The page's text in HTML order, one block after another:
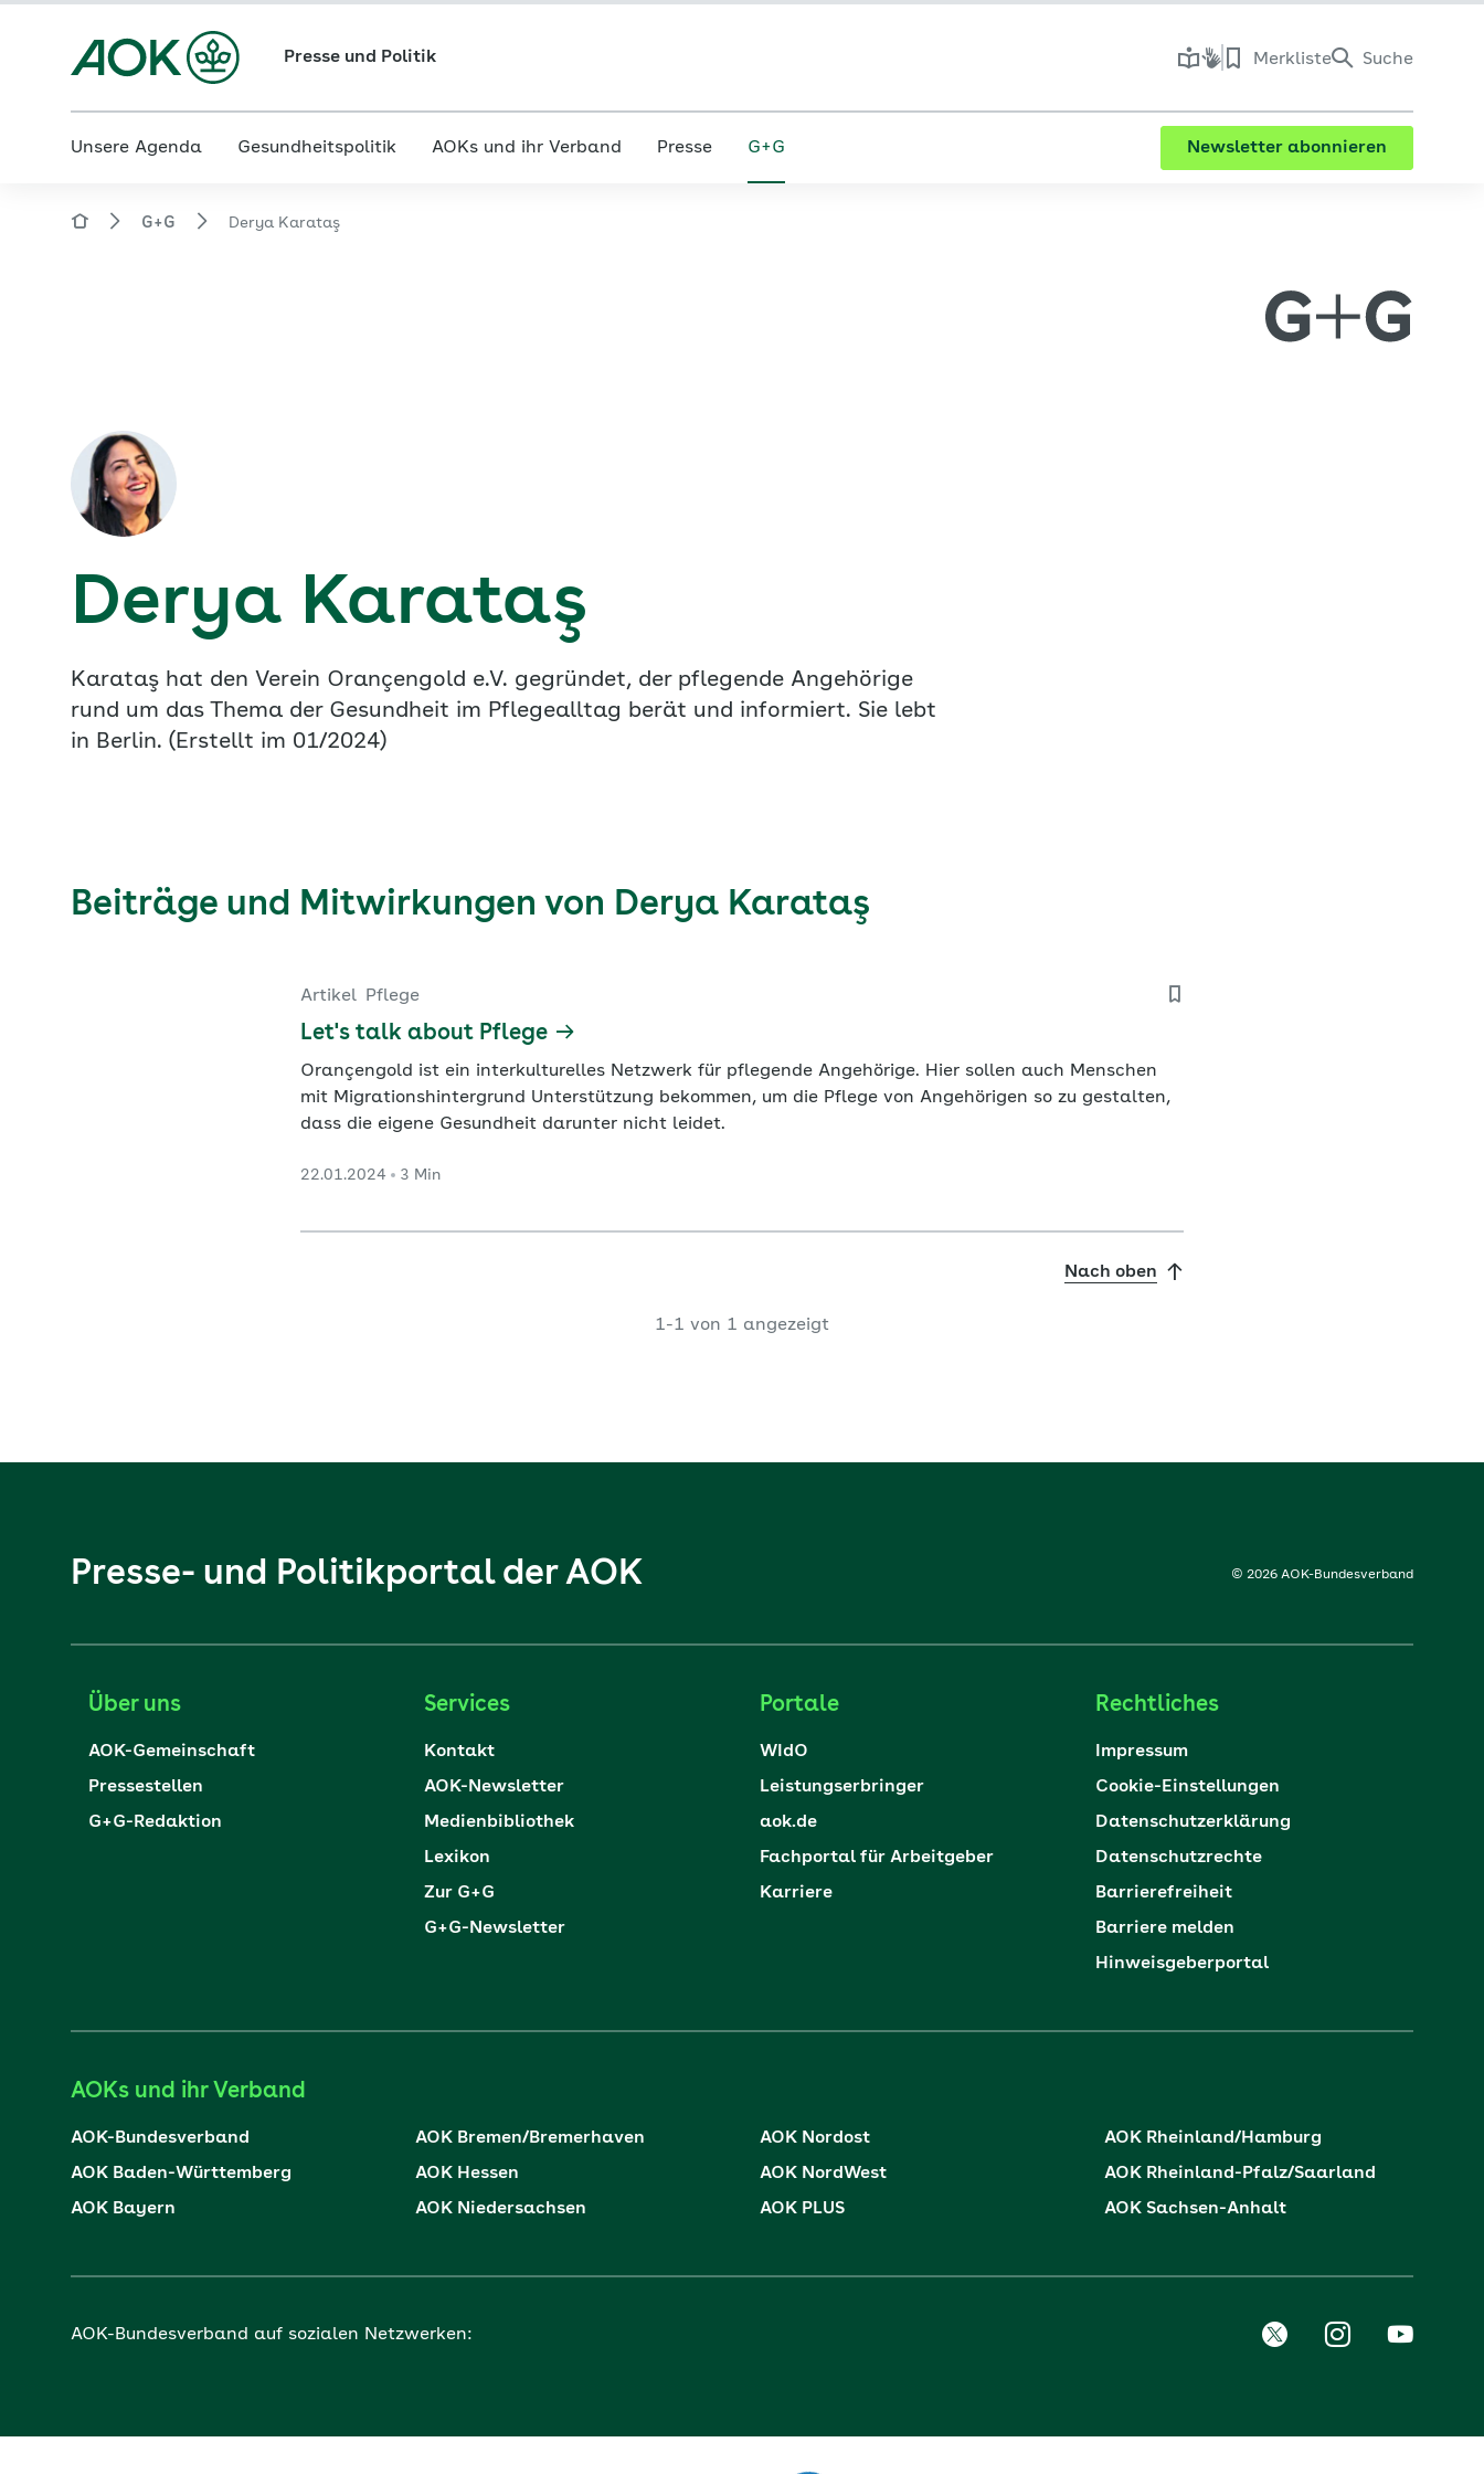
Presse und Politik Merkliste Suche
Unsere Agenda Gesundheitspolitik AOKs und ihr Verband Presse G+G Newsletter abonnieren
G+G Derya Karataş
Derya Karataş
Karataş hat den Verein Orançengold e.V. gegründet, der pflegende Angehörige
rund um das Thema der Gesundheit im Pflegealltag berät und informiert. Sie lebt
in Berlin. (Erstellt im 01/2024)
Beiträge und Mitwirkungen von Derya Karataş
Artikel Pflege
Let's talk about Pflege
Orançengold ist ein interkulturelles Netzwerk für pflegende Angehörige. Hier sollen auch Menschen
mit Migrationshintergrund Unterstützung bekommen, um die Pflege von Angehörigen so zu gestalten,
dass die eigene Gesundheit darunter nicht leidet.
22.01.2024 3 Min
Nach oben
1-1 von 1 angezeigt
Presse- und Politikportal der AOK © 2026 AOK-Bundesverband
Über uns
AOK-Gemeinschaft
Pressestellen
G+G-Redaktion
Services
Kontakt
AOK-Newsletter
Medienbibliothek
Lexikon
Zur G+G
G+G-Newsletter
Portale
WIdO
Leistungserbringer
aok.de
Fachportal für Arbeitgeber
Karriere
Rechtliches
Impressum
Cookie-Einstellungen
Datenschutzerklärung
Datenschutzrechte
Barrierefreiheit
Barriere melden
Hinweisgeberportal
AOKs und ihr Verband
AOK-Bundesverband
AOK Baden-Württemberg
AOK Bayern
AOK Bremen/Bremerhaven
AOK Hessen
AOK Niedersachsen
AOK Nordost
AOK NordWest
AOK PLUS
AOK Rheinland/Hamburg
AOK Rheinland-Pfalz/Saarland
AOK Sachsen-Anhalt
AOK-Bundesverband auf sozialen Netzwerken: